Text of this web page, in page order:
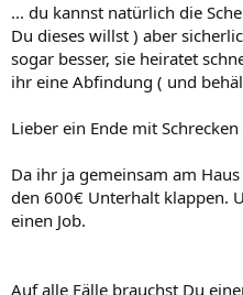
... du kannst natürlich die
Du dieses willst ) aber
sogar besser, sie heiratet
ihr eine Abfindung ( und
Lieber ein Ende mit
Da ihr ja gemeinsam am
den 600€ Unterhalt klappen.
einen Job.
Auf alle Fälle brauchst Du